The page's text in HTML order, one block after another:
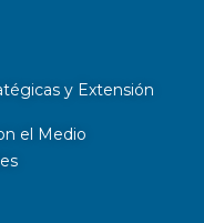
y Extensión
el Medio